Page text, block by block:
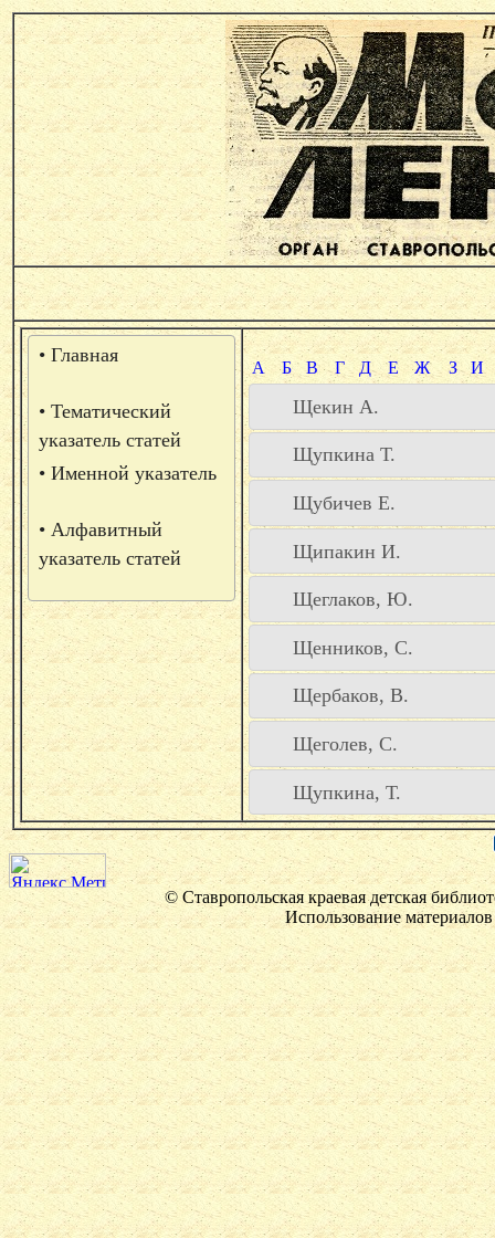
• Главная
• Тематический
указатель статей
• Именной указатель
• Алфавитный
указатель статей
А Б В Г Д Е Ж З И
Щекин А.
Щупкина Т.
Щубичев Е.
Щипакин И.
Щеглаков, Ю.
Щенников, С.
Щербаков, В.
Щеголев, С.
Щупкина, Т.
© Ставропольская краевая детская
Использование